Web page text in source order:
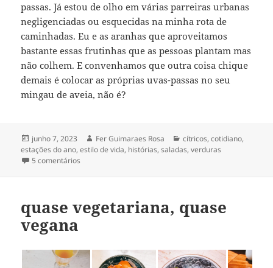
passas. Já estou de olho em várias parreiras urbanas
negligenciadas ou esquecidas na minha rota de
caminhadas. Eu e as aranhas que aproveitamos
bastante essas frutinhas que as pessoas plantam mas
não colhem. E convenhamos que outra coisa chique
demais é colocar as próprias uvas-passas no seu
mingau de aveia, não é?
Publicado
em
junho 7, 2023 Autor
Fer Guimaraes Rosa Categorias
cítricos,cotidiano,
estações do ano,estilo de vida, histórias,saladas,verduras
5 comentários
quase vegetariana, quase
vegana